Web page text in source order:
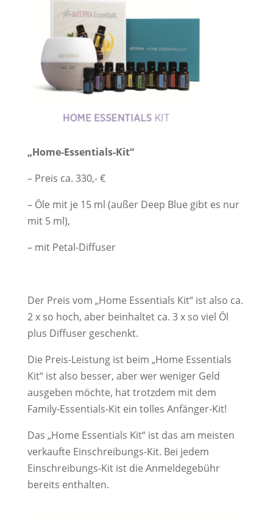
„Home-Essentials-Kit“
– Preis ca. 330,- €
– Öle mit je 15 ml (außer Deep Blue gibt es nur
mit 5 ml),
– mit Petal-Diffuser
Der Preis vom „Home Essentials Kit“ ist also ca.
2 x so hoch, aber beinhaltet ca. 3 x so viel Öl
plus Diffuser geschenkt.
Die Preis-Leistung ist beim „Home Essentials
Kit“ ist also besser, aber wer weniger Geld
ausgeben möchte, hat trotzdem mit dem
Family-Essentials-Kit ein tolles Anfänger-Kit!
Das „Home Essentials Kit“ ist das am meisten
verkaufte Einschreibungs-Kit. Bei jedem
Einschreibungs-Kit ist die Anmeldegebühr
bereits enthalten.